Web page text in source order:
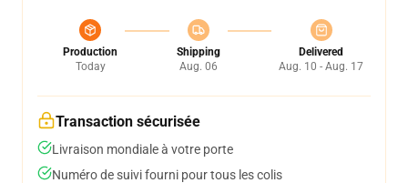
Production
Today
Shipping
Aug. 06
Delivered
Aug. 10 - Aug. 17
Transaction sécurisée
Livraison mondiale à votre porte
Numéro de suivi fourni pour tous les colis